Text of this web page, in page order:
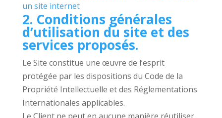
un site internet
2. Conditions générales
d’utilisation du site et des
services proposés.
Le Site constitue une œuvre de l’esprit
protégée par les dispositions du Code de la
Propriété Intellectuelle et des Réglementations
Internationales applicables.